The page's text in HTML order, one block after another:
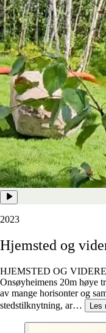
2023
H‌jemsted og
HJEMSTED OG VIDERE
Onsøyheimens 20m høye
av mange horisonter og
stedstilknytning, ar…